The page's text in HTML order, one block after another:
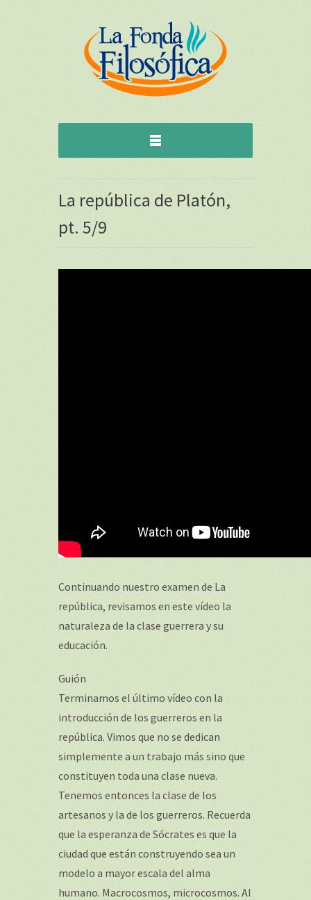
La república de Platón,
pt. 5/9
Continuando nuestro examen de La
república, revisamos en este vídeo la
naturaleza de la clase guerrera y su
educación.
Guión
Terminamos el último vídeo con la
introducción de los guerreros en la
república. Vimos que no se dedican
simplemente a un trabajo más sino que
constituyen toda una clase nueva.
Tenemos entonces la clase de los
artesanos y la de los guerreros. Recuerda
que la esperanza de Sócrates es que la
ciudad que están construyendo sea un
modelo a mayor escala del alma
humano. Macrocosmos, microcosmos. Al